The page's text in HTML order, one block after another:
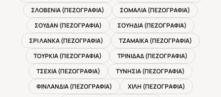
ΣΛΟΒΕΝΙΑ (ΠΕΖΟΓΡΑΦΙΑ)
ΣΟΜΑΛΙΑ (ΠΕΖΟΓΡΑΦΙΑ)
ΣΟΥΔΑΝ (ΠΕΖΟΓΡΑΦΙΑ)
ΣΟΥΗΔΙΑ (ΠΕΖΟΓΡΑΦΙΑ)
ΣΡΙ ΛΑΝΚΑ (ΠΕΖΟΓΡΑΦΙΑ)
ΤΖΑΜΑΙΚΑ (ΠΕΖΟΓΡΑΦΙΑ)
ΤΟΥΡΚΙΑ (ΠΕΖΟΓΡΑΦΙΑ)
ΤΡΙΝΙΔΑΔ (ΠΕΖΟΓΡΑΦΙΑ)
ΤΣΕΧΙΑ (ΠΕΖΟΓΡΑΦΙΑ)
ΤΥΝΗΣΙΑ (ΠΕΖΟΓΡΑΦΙΑ)
ΦΙΝΛΑΝΔΙΑ (ΠΕΖΟΓΡΑΦΙΑ)
ΧΙΛΗ (ΠΕΖΟΓΡΑΦΙΑ)